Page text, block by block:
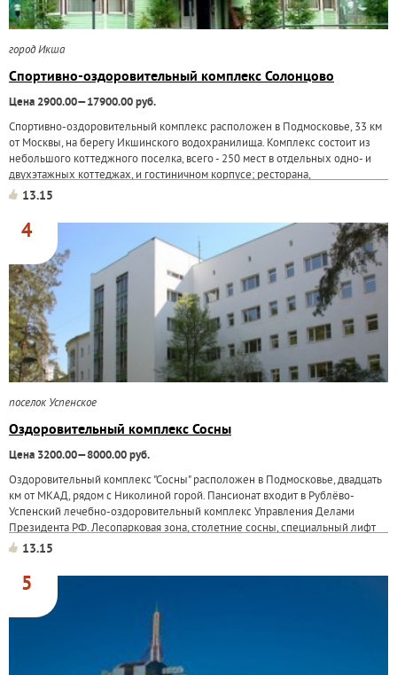
город Икша
Спортивно-оздоровительный комплекс Солонцово
Цена 2900.00—17900.00 руб.
Спортивно-оздоровительный комплекс расположен в Подмосковье, 33 км
от Москвы, на берегу Икшинского водохранилища. Комплекс состоит из
небольшого коттеджного поселка, всего - 250 мест в отдельных одно- и
двухэтажных коттеджах, и гостиничном корпусе; ресторана,
расположенного у воды, есть чайная и...
13.15
4
поселок Успенское
Оздоровительный комплекс Сосны
Цена 3200.00—8000.00 руб.
Оздоровительный комплекс "Сосны" расположен в Подмосковье, двадцать
км от МКАД, рядом с Николиной горой. Пансионат входит в Рублёво-
Успенский лечебно-оздоровительный комплекс Управления Делами
Президента РФ. Лесопарковая зона, столетние сосны, специальный лифт
для спуска к реке...
13.15
5